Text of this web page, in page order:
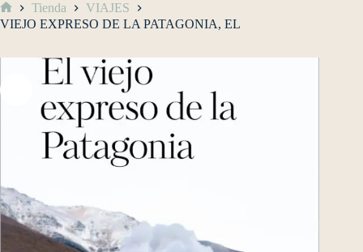
Tienda
VIAJES
VIEJO EXPRESO DE LA PATAGONIA, EL